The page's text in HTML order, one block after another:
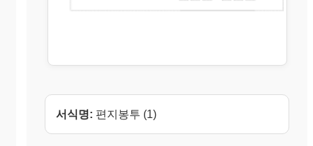
서식명: 편지봉투 (1)